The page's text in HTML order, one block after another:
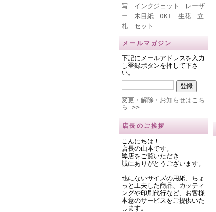
写
インクジェット
レーザ
ー
木目紙 OKI 生花
立
札
セット
メールマガジン
下記にメールアドレスを入力
し登録ボタンを押して下さ
い。
変更・解除・お知らせはこち
ら >>
店長のご挨拶
こんにちは！
店長の山本です。
弊店をご覧いただき
誠にありがとうございます。
他にないサイズの用紙、ちょ
っと工夫した商品、カッティ
ングや印刷代行など、お客様
本意のサービスをご提供いた
します。